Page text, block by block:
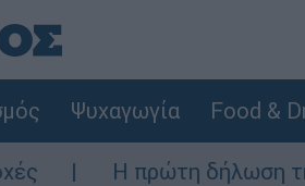
Ψυχαγωγία Food &
δήλωση της